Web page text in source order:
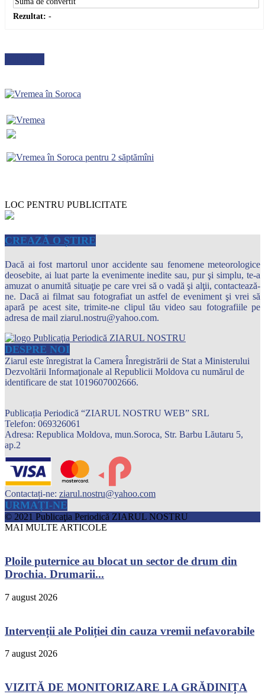
Rezultat: -
LOC PENTRU PUBLICITATE
CREAZĂ O ȘTIRE
Dacă ai fost martorul unor accidente sau fenomene meteorologice
deosebite, ai luat parte la evenimente inedite sau, pur şi simplu, te-a
amuzat o anumită situaţie pe care vrei să o vadă şi alţii, contactează-
ne. Dacă ai filmat sau fotografiat un astfel de eveniment şi vrei să
apară pe acest site, trimite-ne clipul tău video sau fotografiile pe
adresa de mail ziarul.nostru@yahoo.com.
DESPRE NOI
Ziarul este înregistrat la Camera Înregistrării de Stat a Ministerului
Dezvoltării Informaţionale al Republicii Moldova cu numărul de
identificare de stat 1019607002666.
Publicația Periodică “ZIARUL NOSTRU WEB” SRL
Telefon: 069326061
Adresa: Republica Moldova, mun.Soroca, Str. Barbu Lăutaru 5,
ap.2
Contactați-ne: ziarul.nostru@yahoo.com
URMAȚI-NE
© 2021 Publicaţia Periodică ZIARUL NOSTRU
MAI MULTE ARTICOLE
Ploile puternice au blocat un sector de drum din
Drochia. Drumarii...
7 august 2026
Intervenții ale Poliției din cauza vremii nefavorabile
7 august 2026
VIZITĂ DE MONITORIZARE LA GRĂDINIȚA